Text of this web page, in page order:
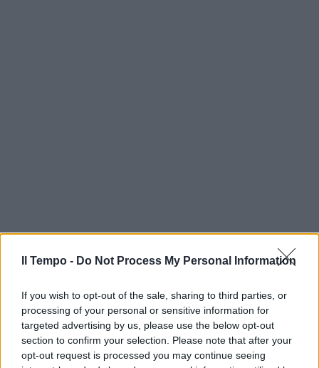
Il Tempo - Do Not Process My Personal Information
If you wish to opt-out of the sale, sharing to third parties, or
processing of your personal or sensitive information for
targeted advertising by us, please use the below opt-out
section to confirm your selection. Please note that after your
opt-out request is processed you may continue seeing